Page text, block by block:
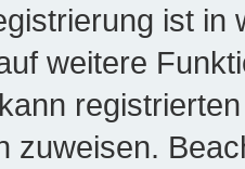
ist in
weitere
zuweisen.